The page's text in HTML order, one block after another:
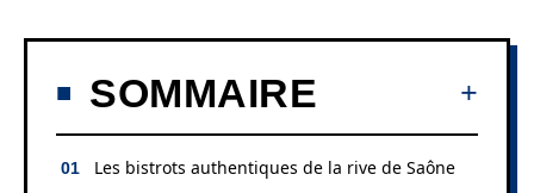
SOMMAIRE
Les bistrots authentiques de la rive de Saône